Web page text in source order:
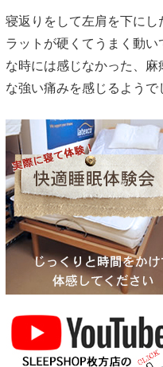
寝返りをして左肩を下に
ラットが硬くてうまく動
な時には感じなかった、麻
な強い痛みを感じるようで